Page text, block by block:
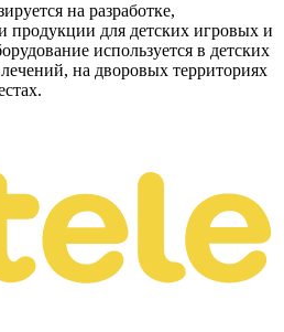
на разработке,
продукции для детских игровых и
используется в детских
на дворовых территориях